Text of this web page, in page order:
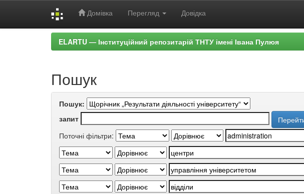
Домівка Перегляд Довідка
ELARTU — Інституційний репозитарій ТНТУ імені Івана Пулюя
Пошук
Пошук:
запит
Поточні фільтри: